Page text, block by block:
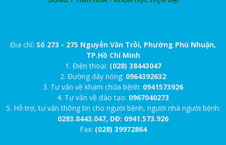
Địa chỉ: Số 273 - 275 Nguyễn Văn Trỗi, Phường Phú Nhuận,
TP.Hồ Chí Minh
1. Điện thoại: (028) 38443047
2. Đường dây nóng: 0964392632
3. Tư vấn về khám chữa bệnh: 0941573926
4. Tư vấn về đào tạo: 0967040273
5. Hỗ trợ, tư vấn thông tin cho người bệnh, người nhà người bệnh:
0283.8443.047, DĐ: 0941.573.926
Fax: (028) 39972864